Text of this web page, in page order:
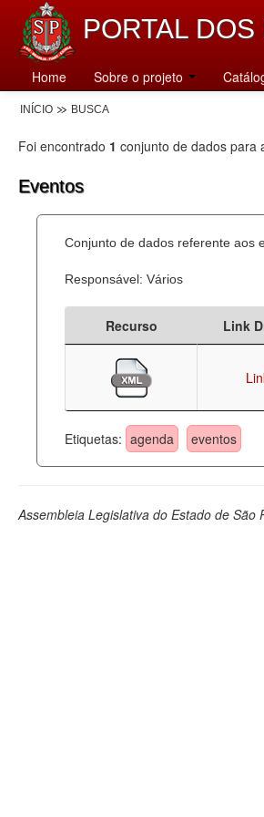
PORTAL
Home Sobre o projeto
INÍCIO BUSCA
Foi encontrado 1 conjunto de dados para
Eventos
Conjunto de dados referente aos
Responsável: Vários
Recurso Link
Etiquetas: agenda eventos
Assembleia Legislativa do Estado de São